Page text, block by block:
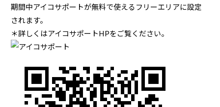
期間中アイコサポートが無料で使えるフリーエリアに設定
されます。
＊詳しくはアイコサポートHPをご覧ください。